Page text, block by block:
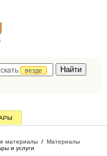
везде
материалы / Материалы
и услуги